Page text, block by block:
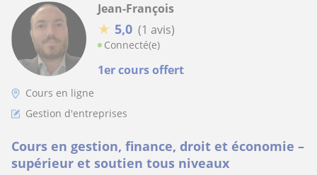
1er cours offert
Jean-François
★ 5,0 (1 avis)
Connecté(e)
Cours en ligne
Gestion d'entreprises
Cours en gestion, finance, droit et économie –
supérieur et soutien tous niveaux